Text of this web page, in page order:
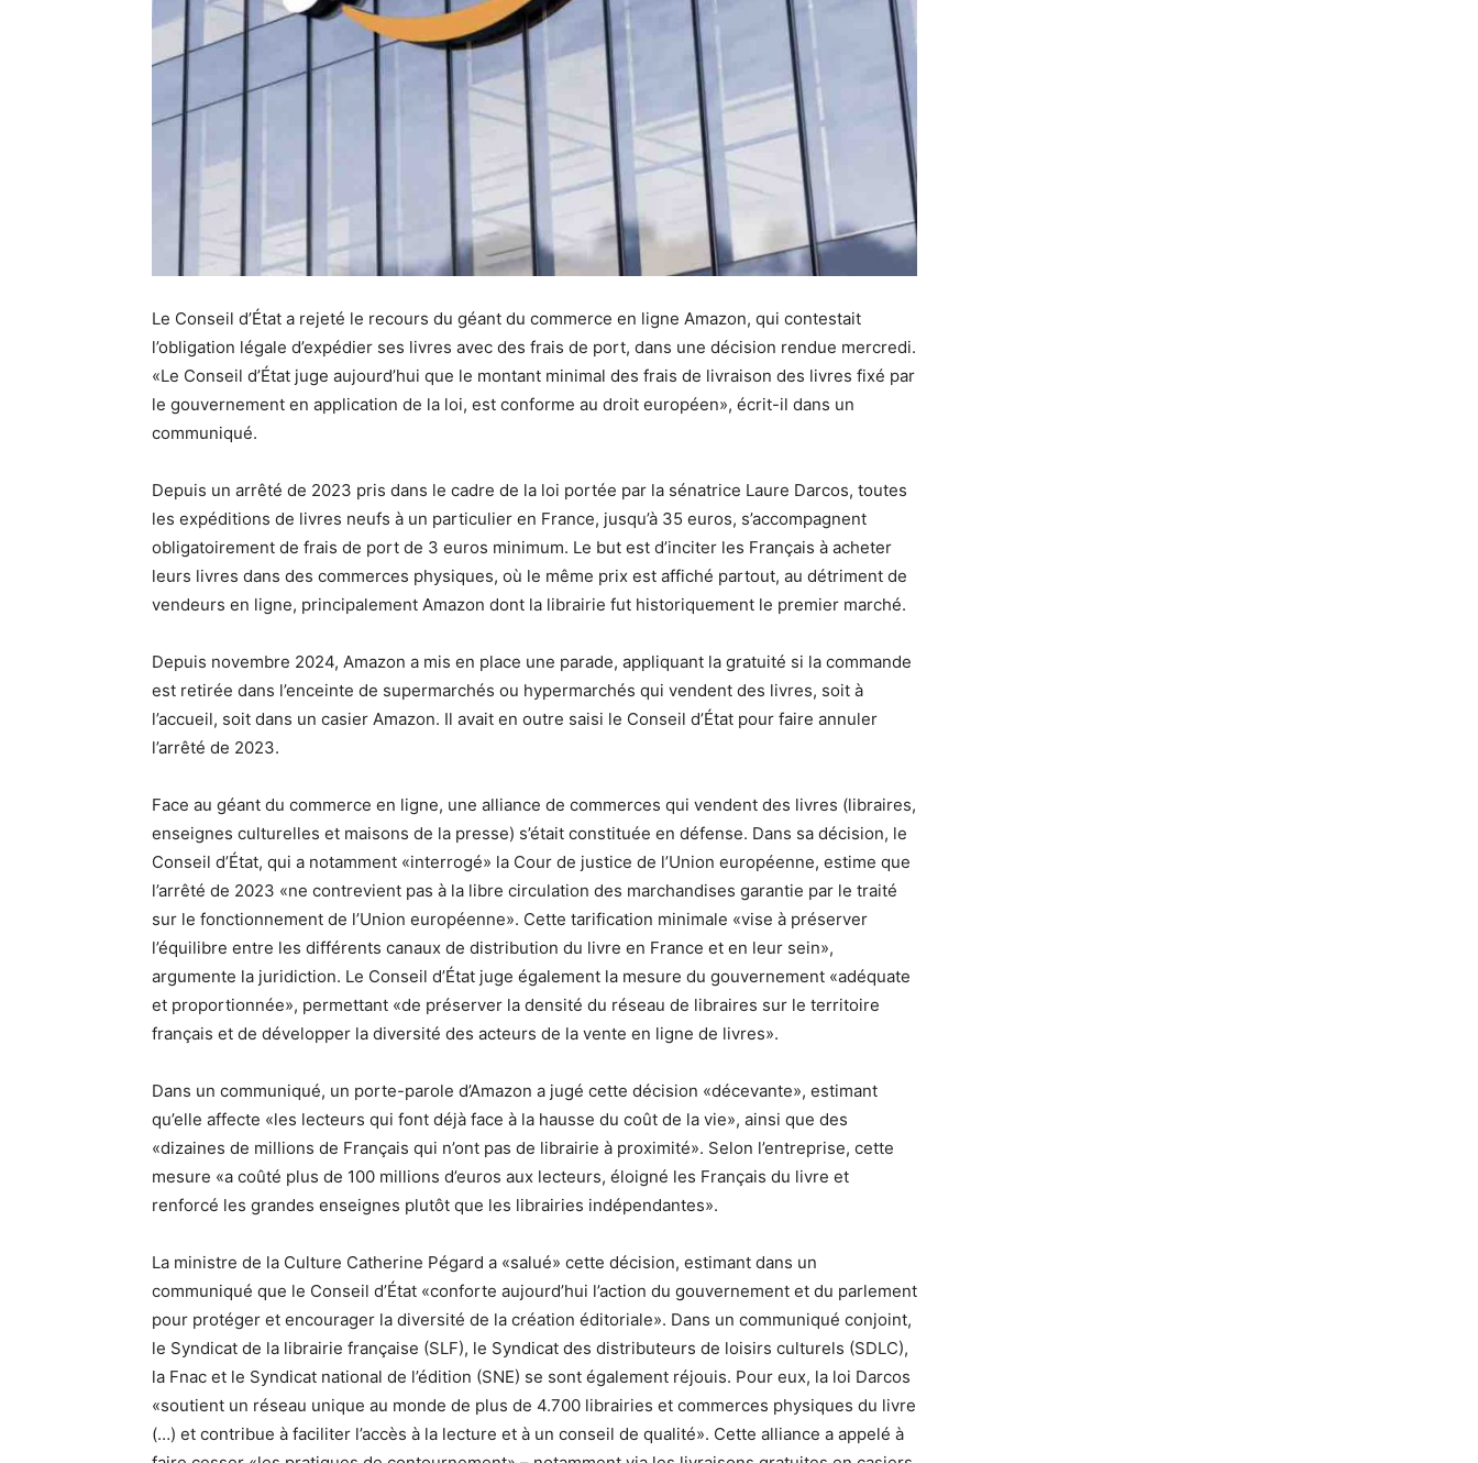
Le Conseil d’État a rejeté le recours du géant du commerce en ligne Amazon, qui contestait
l’obligation légale d’expédier ses livres avec des frais de port, dans une décision rendue mercredi.
«Le Conseil d’État juge aujourd’hui que le montant minimal des frais de livraison des livres fixé par
le gouvernement en application de la loi, est conforme au droit européen», écrit-il dans un
communiqué.
Depuis un arrêté de 2023 pris dans le cadre de la loi portée par la sénatrice Laure Darcos, toutes
les expéditions de livres neufs à un particulier en France, jusqu’à 35 euros, s’accompagnent
obligatoirement de frais de port de 3 euros minimum. Le but est d’inciter les Français à acheter
leurs livres dans des commerces physiques, où le même prix est affiché partout, au détriment de
vendeurs en ligne, principalement Amazon dont la librairie fut historiquement le premier marché.
Depuis novembre 2024, Amazon a mis en place une parade, appliquant la gratuité si la commande
est retirée dans l’enceinte de supermarchés ou hypermarchés qui vendent des livres, soit à
l’accueil, soit dans un casier Amazon. Il avait en outre saisi le Conseil d’État pour faire annuler
l’arrêté de 2023.
Face au géant du commerce en ligne, une alliance de commerces qui vendent des livres (libraires,
enseignes culturelles et maisons de la presse) s’était constituée en défense. Dans sa décision, le
Conseil d’État, qui a notamment «interrogé» la Cour de justice de l’Union européenne, estime que
l’arrêté de 2023 «ne contrevient pas à la libre circulation des marchandises garantie par le traité
sur le fonctionnement de l’Union européenne». Cette tarification minimale «vise à préserver
l’équilibre entre les différents canaux de distribution du livre en France et en leur sein»,
argumente la juridiction. Le Conseil d’État juge également la mesure du gouvernement «adéquate
et proportionnée», permettant «de préserver la densité du réseau de libraires sur le territoire
français et de développer la diversité des acteurs de la vente en ligne de livres».
Dans un communiqué, un porte-parole d’Amazon a jugé cette décision «décevante», estimant
qu’elle affecte «les lecteurs qui font déjà face à la hausse du coût de la vie», ainsi que des
«dizaines de millions de Français qui n’ont pas de librairie à proximité». Selon l’entreprise, cette
mesure «a coûté plus de 100 millions d’euros aux lecteurs, éloigné les Français du livre et
renforcé les grandes enseignes plutôt que les librairies indépendantes».
La ministre de la Culture Catherine Pégard a «salué» cette décision, estimant dans un
communiqué que le Conseil d’État «conforte aujourd’hui l’action du gouvernement et du parlement
pour protéger et encourager la diversité de la création éditoriale». Dans un communiqué conjoint,
le Syndicat de la librairie française (SLF), le Syndicat des distributeurs de loisirs culturels (SDLC),
la Fnac et le Syndicat national de l’édition (SNE) se sont également réjouis. Pour eux, la loi Darcos
«soutient un réseau unique au monde de plus de 4.700 librairies et commerces physiques du livre
(…) et contribue à faciliter l’accès à la lecture et à un conseil de qualité». Cette alliance a appelé à